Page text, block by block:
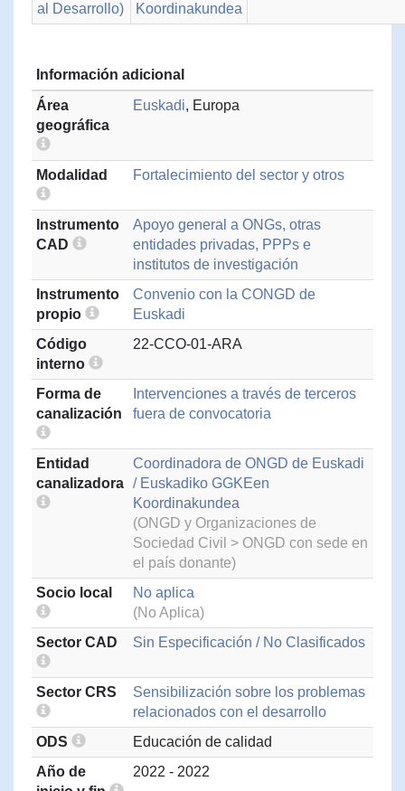
al Desarrollo)
Koordinakundea
Información adicional
Área
geográfica
Euskadi, Europa
Modalidad Fortalecimiento del sector y otros
Instrumento
CAD
Apoyo general a ONGs, otras
entidades privadas, PPPs e
institutos de investigación
Instrumento
propio
Convenio con la CONGD de
Euskadi
Código
interno
22-CCO-01-ARA
Forma de
canalización
Intervenciones a través de terceros
fuera de convocatoria
Entidad
canalizadora
Coordinadora de ONGD de Euskadi
/ Euskadiko GGKEen
Koordinakundea
(ONGD y Organizaciones de
Sociedad Civil > ONGD con sede en
el país donante)
Socio local
No aplica
(No Aplica)
Sector CAD
Sin Especificación / No Clasificados
Sector CRS
Sensibilización sobre los problemas
relacionados con el desarrollo
ODS
Educación de calidad
Año de
2022 - 2022